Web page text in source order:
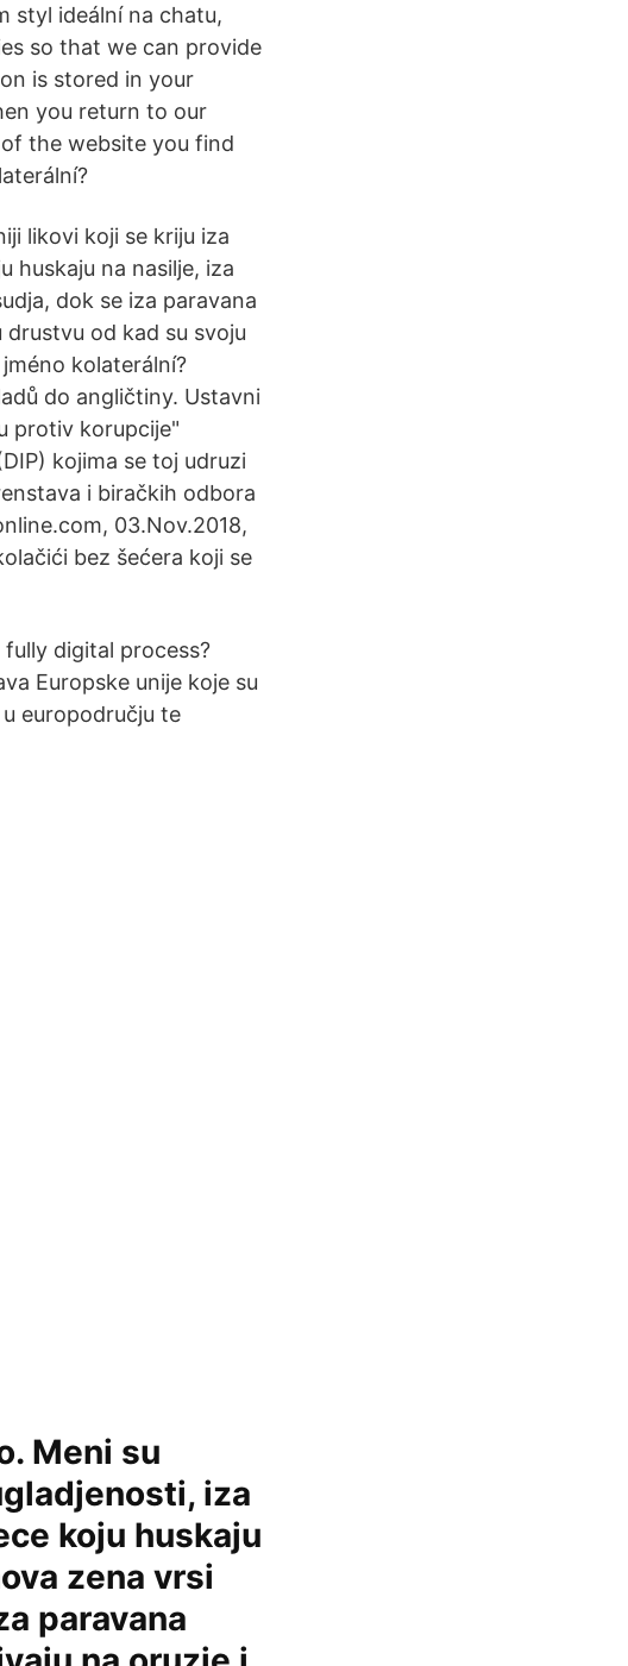
styl ideální na chatu,
so that we can provide
is stored in your
you return to our
the website you find
likovi koji se kriju iza
huskaju na nasilje, iza
dok se iza paravana
drustvu od kad su svoju
kolaterální?
do angličtiny. Ustavni
protiv korupcije"
kojima se toj udruzi
i biračkih odbora
03.Nov.2018,
bez šećera koji se
digital process?
Europske unije koje su
europodručju te
Meni su
iza
koju huskaju
zena vrsi
paravana